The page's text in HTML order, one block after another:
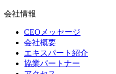
会社情報
CEOメッセージ
会社概要
エキスパート紹介
協業パートナー